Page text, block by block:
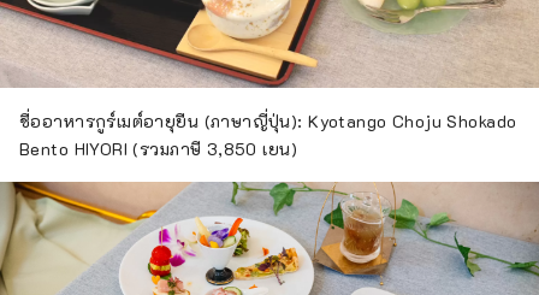
ชื่ออาหารกูร์เมต์อายุยืน (ภาษาญี่ปุ่น): Kyotango Choju Shokado
Bento HIYORI (รวมภาษี 3,850 เยน)